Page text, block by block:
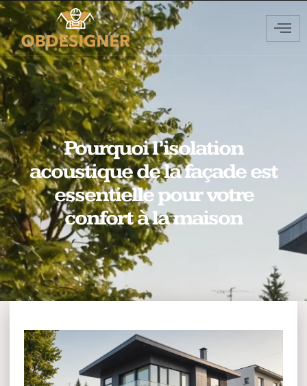
Pourquoi l’isolation
acoustique de la façade est
essentielle pour votre
confort à la maison